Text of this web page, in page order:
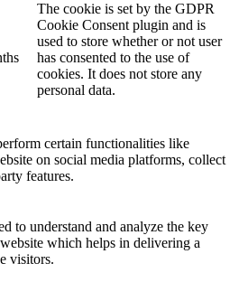
The cookie is set by the GDPR
Cookie Consent plugin and is
used to store whether or not user
has consented to the use of
cookies. It does not store any
personal data.
certain functionalities like
on social media platforms, collect
features.
to understand and analyze the key
which helps in delivering a
visitors.